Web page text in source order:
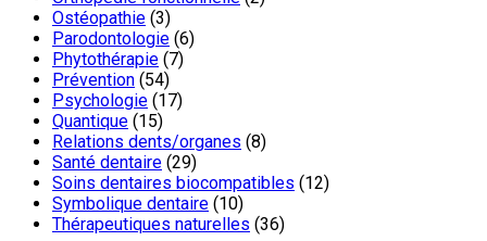
Ostéopathie (3)
Parodontologie (6)
Phytothérapie (7)
Prévention (54)
Psychologie (17)
Quantique (15)
Relations dents/organes (8)
Santé dentaire (29)
Soins dentaires biocompatibles (12)
Symbolique dentaire (10)
Thérapeutiques naturelles (36)